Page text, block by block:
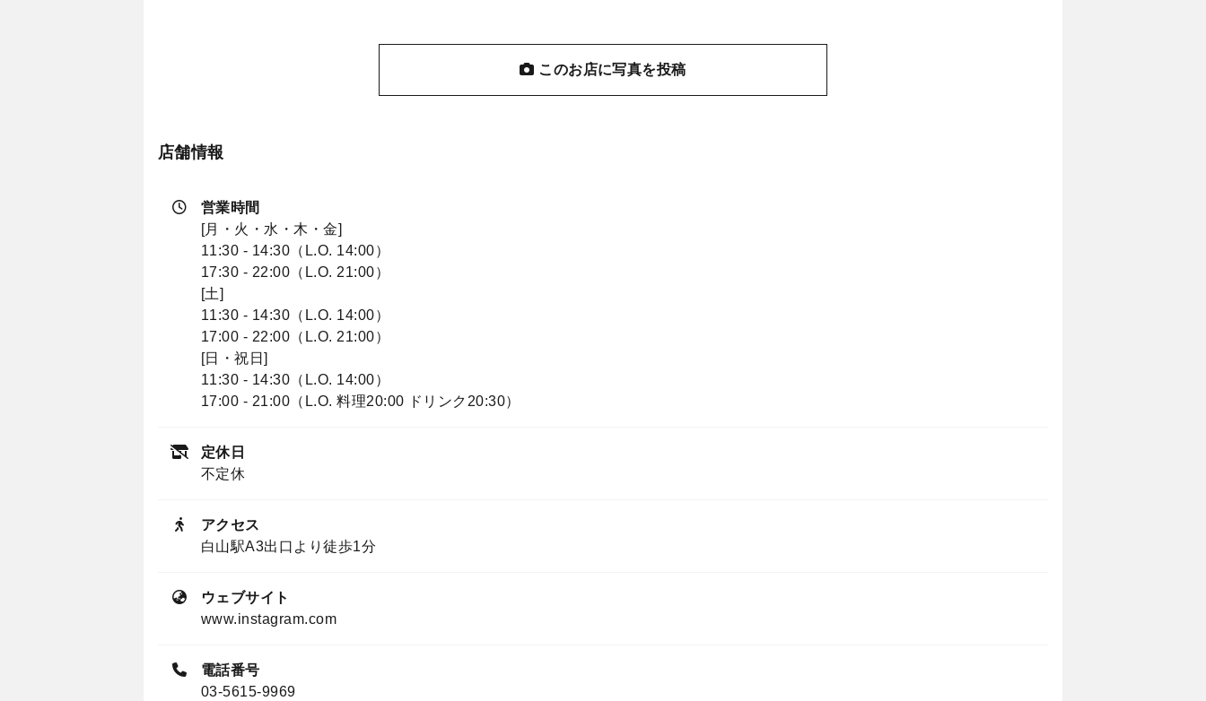
このお店に写真を投稿
店舗情報
営業時間
[月・火・水・木・金]
11:30 - 14:30（L.O. 14:00）
17:30 - 22:00（L.O. 21:00）
[土]
11:30 - 14:30（L.O. 14:00）
17:00 - 22:00（L.O. 21:00）
[日・祝日]
11:30 - 14:30（L.O. 14:00）
17:00 - 21:00（L.O. 料理20:00 ドリンク20:30）
定休日
不定休
アクセス
白山駅A3出口より徒歩1分
ウェブサイト
www.instagram.com
電話番号
03-5615-9969